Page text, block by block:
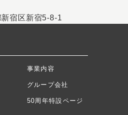
宿区新宿5-8-1
事業内容
グループ会社
50周年特設ページ